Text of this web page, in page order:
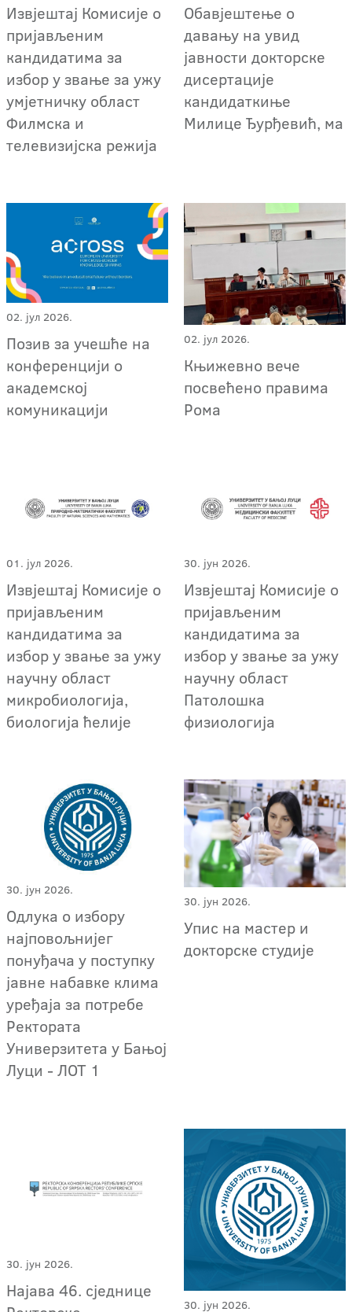
Извјештај Комисије о
пријављеним
кандидатима за
избор у звање за ужу
умјетничку област
Филмска и
телевизијска режија
Обавјештење о
давању на увид
јавности докторске
дисертације
кандидаткиње
Милице Ђурђевић, ма
02. јул 2026.
Позив за учешће на
конференцији о
академској
комуникацији
02. јул 2026.
Књижевно вече
посвећено правима
Рома
01. јул 2026.
Извјештај Комисије о
пријављеним
кандидатима за
избор у звање за ужу
научну област
микробиологија,
биологија ћелије
30. јун 2026.
Извјештај Комисије о
пријављеним
кандидатима за
избор у звање за ужу
научну област
Патолошка
физиологија
30. јун 2026.
Одлука о избору
најповољнијег
понуђача у поступку
јавне набавке клима
уређаја за потребе
Ректората
Универзитета у Бањој
Луци - ЛОТ 1
30. јун 2026.
Упис на мастер и
докторске студије
30. јун 2026.
Најава 46. сједнице
30. јун 2026.